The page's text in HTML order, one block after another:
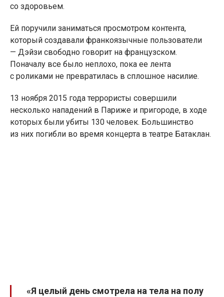
со здоровьем.
Ей поручили заниматься просмотром контента,
который создавали франкоязычные пользователи
— Дэйзи свободно говорит на французском.
Поначалу все было неплохо, пока ее лента
с роликами не превратилась в сплошное насилие.
13 ноября 2015 года террористы совершили
несколько нападений в Париже и пригороде, в ходе
которых были убиты 130 человек. Большинство
из них погибли во время концерта в театре Батаклан.
«Я целый день смотрела на тела на полу